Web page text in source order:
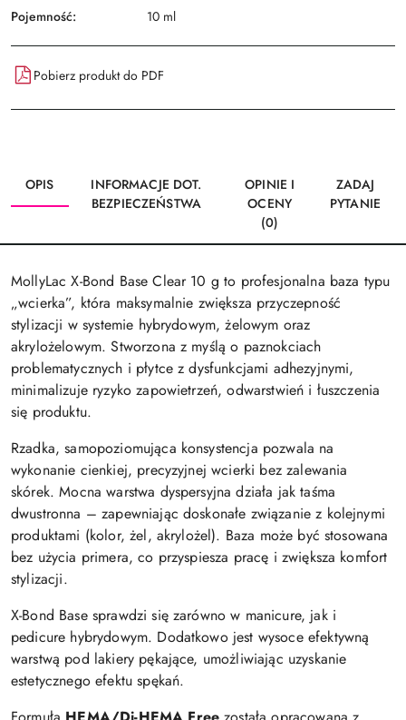
Pojemność: 10 ml
Pobierz produkt do PDF
OPIS
INFORMACJE DOT.
BEZPIECZEŃSTWA
OPINIE I
OCENY
(0)
ZADAJ
PYTANIE
MollyLac X-Bond Base Clear 10 g to profesjonalna baza typu
„wcierka”, która maksymalnie zwiększa przyczepność
stylizacji w systemie hybrydowym, żelowym oraz
akrylożelowym. Stworzona z myślą o paznokciach
problematycznych i płytce z dysfunkcjami adhezyjnymi,
minimalizuje ryzyko zapowietrzeń, odwarstwień i łuszczenia
się produktu.
Rzadka, samopoziomująca konsystencja pozwala na
wykonanie cienkiej, precyzyjnej wcierki bez zalewania
skórek. Mocna warstwa dyspersyjna działa jak taśma
dwustronna – zapewniając doskonałe związanie z kolejnymi
produktami (kolor, żel, akrylożel). Baza może być stosowana
bez użycia primera, co przyspiesza pracę i zwiększa komfort
stylizacji.
X-Bond Base sprawdzi się zarówno w manicure, jak i
pedicure hybrydowym. Dodatkowo jest wysoce efektywną
warstwą pod lakiery pękające, umożliwiając uzyskanie
estetycznego efektu spękań.